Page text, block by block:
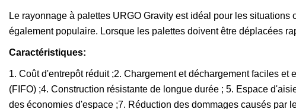
Le rayonnage à palettes URGO Gravity est idéal pour les
également populaire. Lorsque les palettes doivent être déplacées
Caractéristiques:
1. Coût d'entrepôt réduit ;2. Chargement et déchargement faciles
(FIFO) ;4. Construction résistante de longue durée ; 5. Espace
des économies d'espace ;7. Réduction des dommages causés par